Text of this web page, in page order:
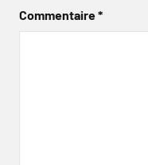
Commentaire*